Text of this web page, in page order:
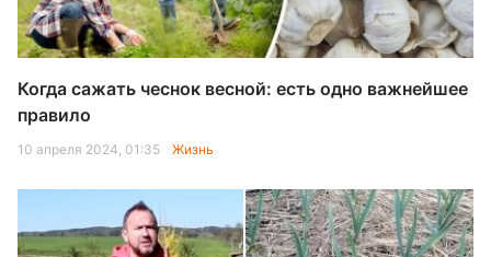
Когда сажать чеснок весной: есть одно важнейшее
правило
10 апреля 2024, 01:35 Жизнь